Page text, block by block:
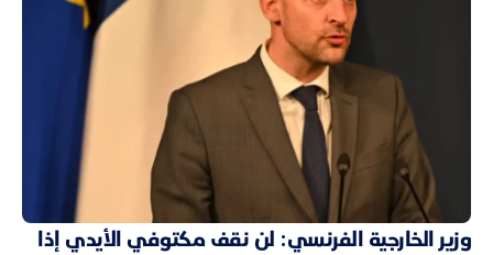
وزير الخارجية الفرنسي: لن نقف مكتوفي الأيدي إذا